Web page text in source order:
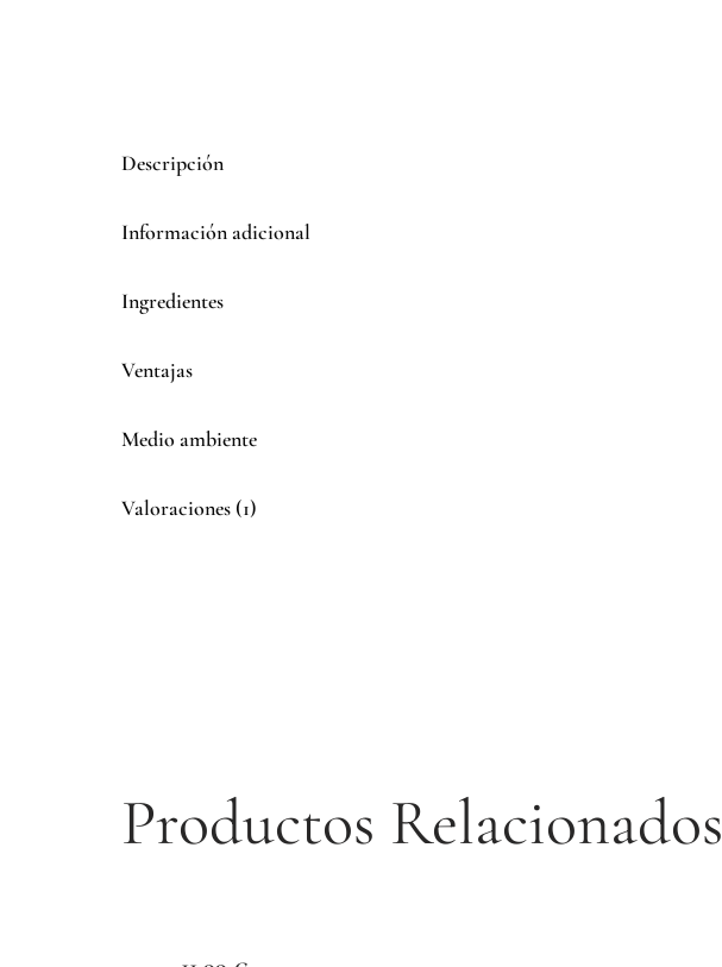
Descripción
Información adicional
Ingredientes
Ventajas
Medio ambiente
Valoraciones (1)
Productos Relacionados